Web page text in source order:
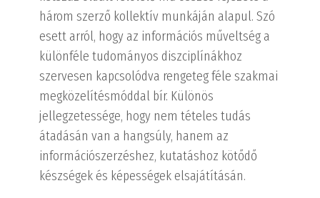
három szerző kollektív munkáján alapul. Szó
esett arról, hogy az információs műveltség a
különféle tudományos diszciplínákhoz
szervesen kapcsolódva rengeteg féle szakmai
megközelítésmóddal bír. Különös
jellegzetessége, hogy nem tételes tudás
átadásán van a hangsúly, hanem az
információszerzéshez, kutatáshoz kötődő
készségek és képességek elsajátításán.